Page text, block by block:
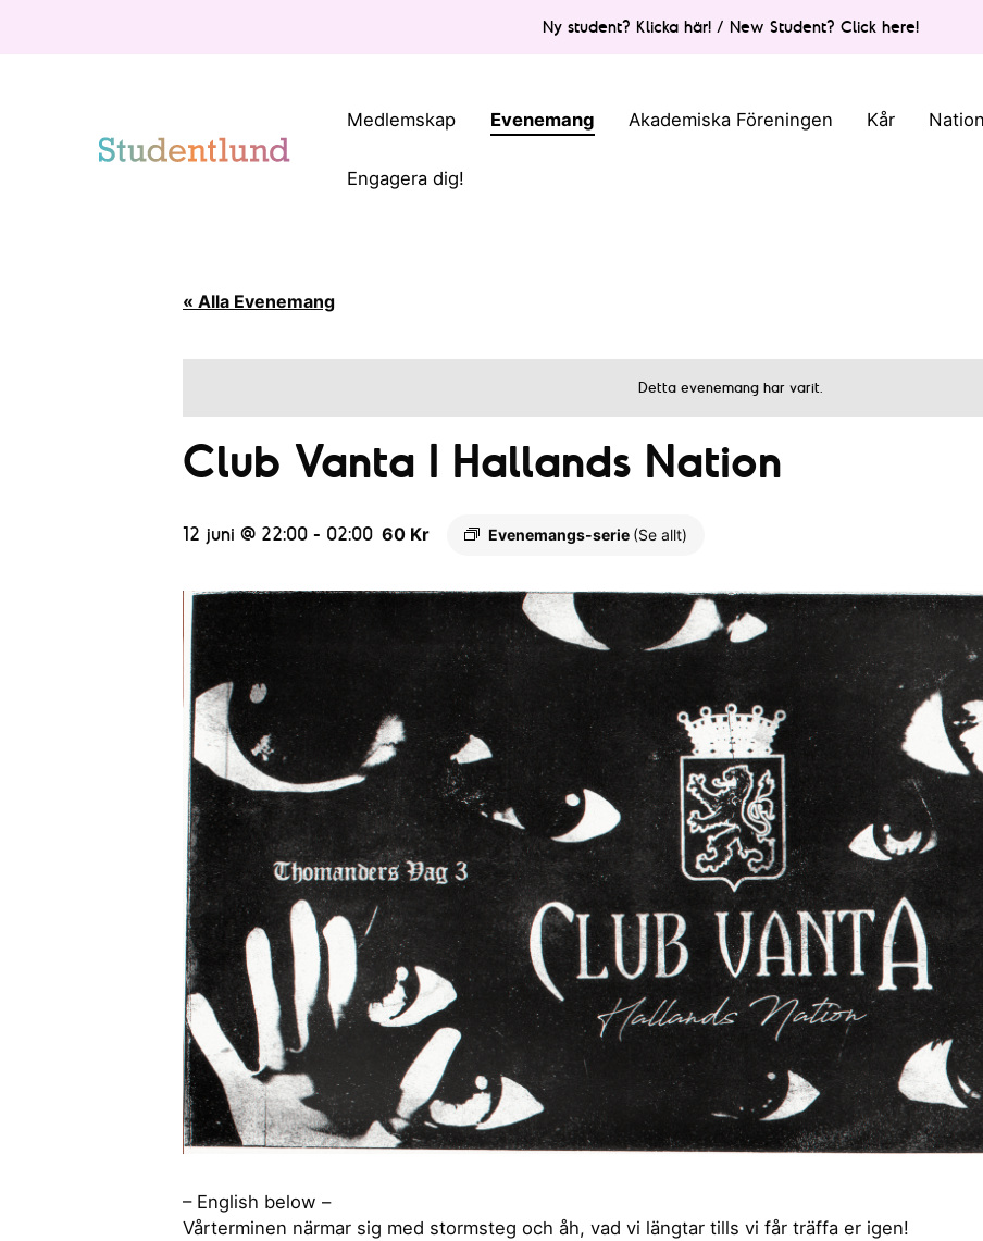
Ny student? Klicka här! / New Student? Click here!
Medlemskap Evenemang Akademiska Föreningen Kår Nation
Engagera dig!
« Alla Evenemang
Detta evenemang har varit.
Club Vanta I Hallands Nation
12 juni @ 22:00 - 02:00 Evenemangs-serie (Se allt)
60 Kr
– English below –
Vårterminen närmar sig med stormsteg och åh, vad vi längtar tills vi får träffa er igen!